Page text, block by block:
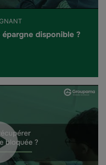
disponible ?